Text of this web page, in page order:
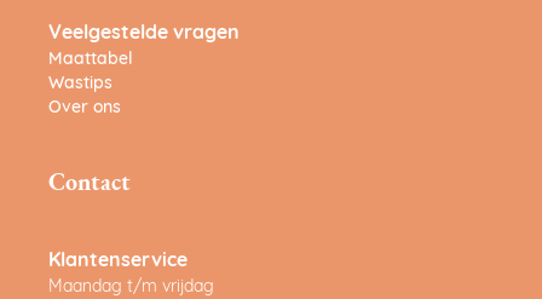
Veelgestelde vragen
Maattabel
Wastips
Over ons
Contact
Klantenservice
Maandag t/m vrijdag